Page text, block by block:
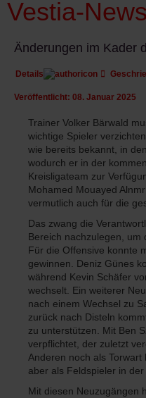
Vestia-News
Änderungen im Kader
Details
Veröffentlicht: 08. Januar 2025
Trainer Volker Bärwald
wichtige Spieler
wie bereits bekannt, in
wodurch er in der
Kreisligateam zur
Mohamed Mouayed
vermutlich auch für die
Das zwang die
Bereich nachzulegen, um
Für die Offensive konnte
gewinnen. Deniz Günes
während Kevin Schäfer
wechselt. Ein weiterer
nach einem Wechsel zu
zurück nach Disteln
zu unterstützen. Mit Ben
verpflichtet, der zuletzt
Anderen noch als Torwart
aber als Feldspieler in
Mit diesen Neuzugängen